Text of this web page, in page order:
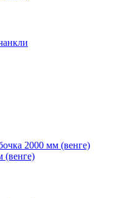
(венге)